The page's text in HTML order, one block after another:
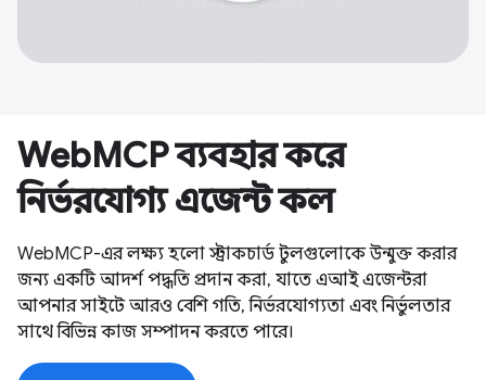
WebMCP ব্যবহার করে
নির্ভরযোগ্য এজেন্ট কল
WebMCP-এর লক্ষ্য হলো স্ট্রাকচার্ড টুলগুলোকে উন্মুক্ত করার
জন্য একটি আদর্শ পদ্ধতি প্রদান করা, যাতে এআই এজেন্টরা
আপনার সাইটে আরও বেশি গতি, নির্ভরযোগ্যতা এবং নির্ভুলতার
সাথে বিভিন্ন কাজ সম্পাদন করতে পারে।